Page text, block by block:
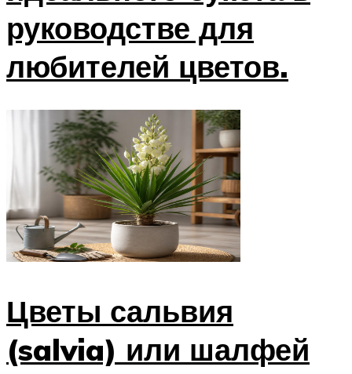
руководстве для
любителей цветов.
Цветы сальвия
(salvia) или шалфей